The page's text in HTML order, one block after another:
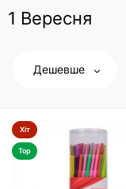
1 Вересня
Дешевше
Хіт
Top